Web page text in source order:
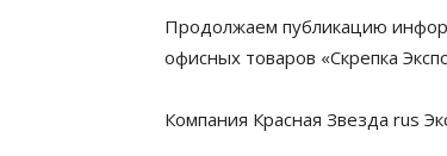
Продолжаем публикацию
офисных товаров «Скрепка
Компания Красная Звезда rus